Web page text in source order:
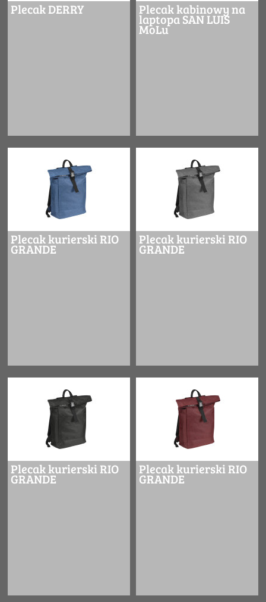
Plecak DERRY Plecak kabinowy na
laptopa SAN LUIS
MoLu
Plecak kurierski RIO
GRANDE
Plecak kurierski RIO
GRANDE
Plecak kurierski RIO
GRANDE
Plecak kurierski RIO
GRANDE